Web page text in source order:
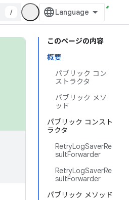
/
このページの内容
概要
パブリック コン
ストラクタ
パブリック メソ
ッド
パブリック コンスト
ラクタ
RetryLogSaverRe
sultForwarder
RetryLogSaverRe
sultForwarder
パブリック メソッド